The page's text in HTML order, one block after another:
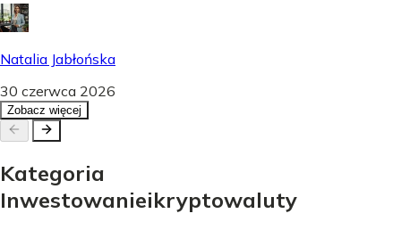
Natalia Jabłońska
30 czerwca 2026
Zobacz więcej
Kategoria
Inwestowanieikryptowaluty